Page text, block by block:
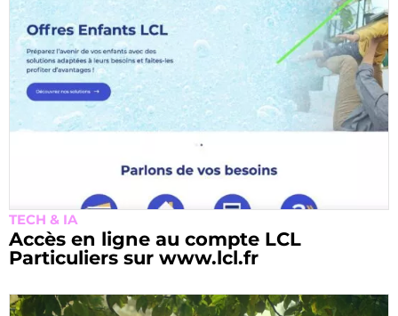
TECH & IA
Accès en ligne au compte LCL
Particuliers sur www.lcl.fr